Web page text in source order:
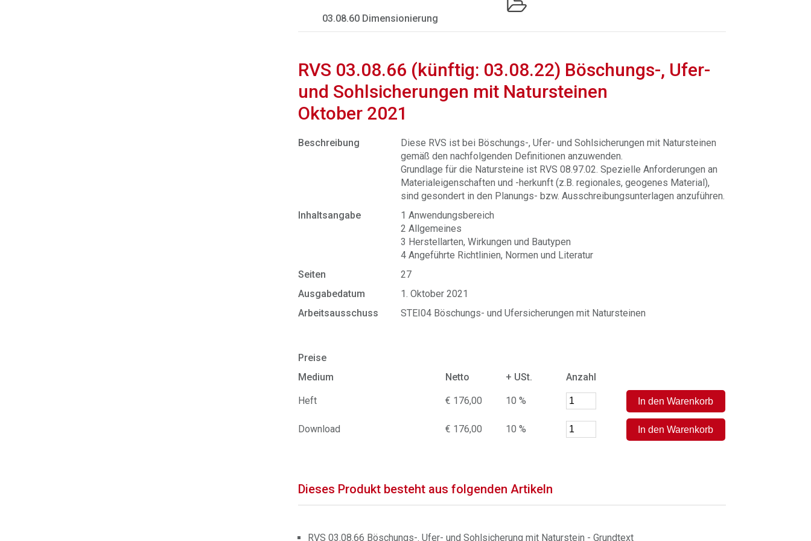
03.08.60 Dimensionierung
RVS 03.08.66 (künftig: 03.08.22) Böschungs-, Ufer-
und Sohlsicherungen mit Natursteinen
Oktober 2021
Beschreibung
Diese RVS ist bei Böschungs-, Ufer- und Sohlsicherungen mit Natursteinen
gemäß den nachfolgenden Definitionen anzuwenden.
Grundlage für die Natursteine ist RVS 08.97.02. Spezielle Anforderungen an
Materialeigenschaften und -herkunft (z.B. regionales, geogenes Material),
sind gesondert in den Planungs- bzw. Ausschreibungsunterlagen anzuführen.
Inhaltsangabe
1 Anwendungsbereich
2 Allgemeines
3 Herstellarten, Wirkungen und Bautypen
4 Angeführte Richtlinien, Normen und Literatur
Seiten
27
Ausgabedatum
1. Oktober 2021
Arbeitsausschuss
STEI04 Böschungs- und Ufersicherungen mit Natursteinen
Preise
Medium
Netto + USt. Anzahl
Heft € 176,00 10 %
Download € 176,00 10 %
Dieses Produkt besteht aus folgenden Artikeln
RVS 03.08.66 Böschungs-. Ufer- und Sohlsicherung mit Naturstein - Grundtext